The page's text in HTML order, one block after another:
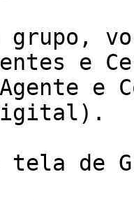
grupo,
e
e
tela de